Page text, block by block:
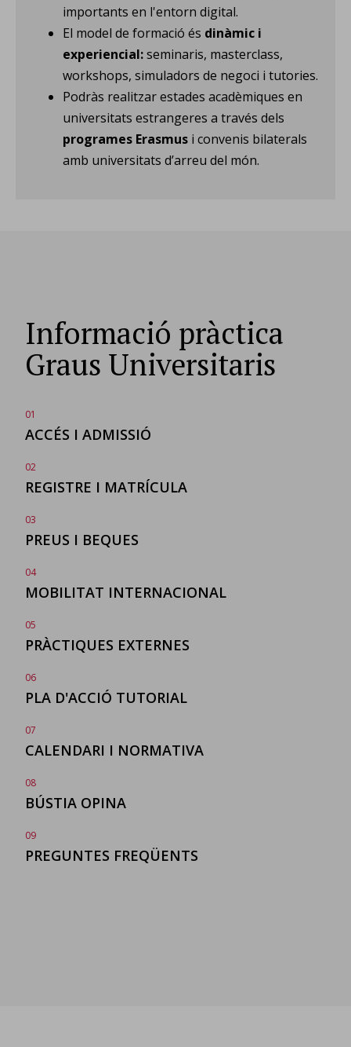
importants en l'entorn digital.
El model de formació és dinàmic i
experiencial:seminaris, masterclass,
workshops, simuladors de negoci i tutories.
Podràs realitzar estades acadèmiques en
universitats estrangeres a través dels
programes Erasmus i convenis bilaterals
amb universitats d’arreu del món.
Informació pràctica
Graus Universitaris
01
ACCÉS I ADMISSIÓ
02
REGISTRE I MATRÍCULA
03
PREUS I BEQUES
04
MOBILITAT INTERNACIONAL
05
PRÀCTIQUES EXTERNES
06
PLA D'ACCIÓ TUTORIAL
07
CALENDARI I NORMATIVA
08
BÚSTIA OPINA
09
PREGUNTES FREQÜENTS